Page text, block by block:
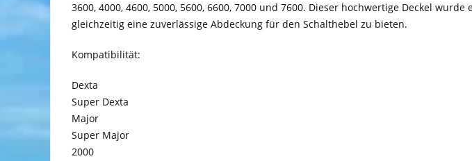
3600, 4000, 4600, 5000, 5600, 6600, 7000 und 7600. Dieser hochwertige Deckel
gleichzeitig eine zuverlässige Abdeckung für den Schalthebel zu bieten.
Kompatibilität:
Dexta
Super Dexta
Major
Super Major
2000